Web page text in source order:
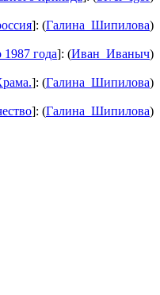
]: (Галина_Шипилова)
года]: (Иван_Иваныч)
]: (Галина_Шипилова)
]: (Галина_Шипилова)